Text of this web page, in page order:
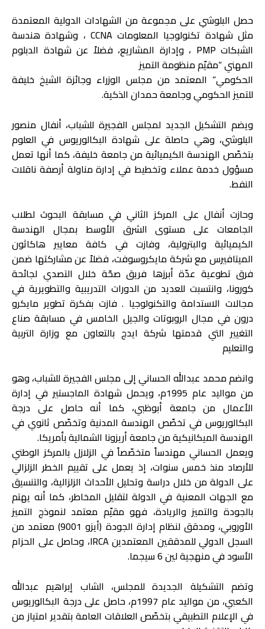
حصل البلوشي على مجموعة من الشهادات الدولية المعتمدة
مثل شهادة تكنولوجيا المعلومات CCNA ، وشهادة هندسة
الشبكات PMP ، وإدارة المشاريع، فضلاً عن شهادة الدبلوم
المهني “مقيّم منظومة التميز
الحكومي” المعتمد من مجلس الوزراء وجائزة الشيخ خليفة
للتميز الحكومي وجامعة حمدان الذكية.
ويضم التشكيل الجديد لمجلس الفجيرة للشباب، أنفال منصور
البلوشي، وهي حاصلة على شهادة البكالوريوس في العلوم
بتخصّص الهندسة الكيميائية من جامعة خليفة، كما أنها تعمل
مسؤول خدمة عملاء وتخطيط في إدارة مناولة أرصفة ناقلات
النفط.
وحازت أنفال على المركز الثاني في مسابقة البحوث لطلاب
الجامعات على مستوى الشرق الأوسط بمجال الهندسة
الكيميائية والبترولية، وفازت في كافة معايير هاكاثون
الميتافيرس مع شركة مايكروسوفت، فضلاً عن مشاركتها ضمن
فرق تطوعية عدّة أبرزها فريق صحّة خلال التصدي لجائحة
كورونا، وانتسبت للعديد من الدورات التدريبية والتطويرية في
مجالات الاستدامة والتكنولوجيا . فازت بفكرة تطوير مايكرو
درون في مجال الروبوتات والجيل الخامس في مسابقة صناع
التغيير التي قدمتها شركة ايدج بالتعاون مع وزارة التربية
والتعليم
وانضم محمد عبدالله الحساني إلى مجلس الفجيرة للشباب، وهو
من مواليد عام 1995م، ويحمل شهادة الماجستير في إدارة
الأعمال من جامعة أبوظبي، كما أنه حاصل على درجة
البكالوريوس في تخصّص الهندسة المدنية وتخصّص ثانوي في
الهندسة الميكانيكية من جامعة أريزونا الشمالية بأمريكا.
ويعمل الحساني مهندساً متخصّصاً في الزلازل بالمركز الوطني
للأرصاد منذ خمس سنوات، إذ يعمل على تقييم الخطر الزلزالي
على الدولة من خلال دراسة وتحليل الأحداث الزلزالية، والتنسيق
مع الجهات المعنية في الدولة لتقليل المخاطر، كما أنه يهتم
بالجودة والتميز والريادة، فهو مقيّم معتمد لنموذج التميز
الأوروبي، ومدقق لنظام إدارة الجودة (أيزو 9001) معتمد من
السجل الدولي للمدققين المعتمدين IRCA، وحاصل على الحزام
الأسود في منهجية لين 6 سيجما.
وتضم التشكيلة الجديدة للمجلس، الشاب إبراهيم عبدالله
الكعبي، من مواليد عام 1997م، حاصل على درجة البكالوريوس
في الإعلام التطبيقي بتخصّص العلاقات العامة بتقدير امتياز من